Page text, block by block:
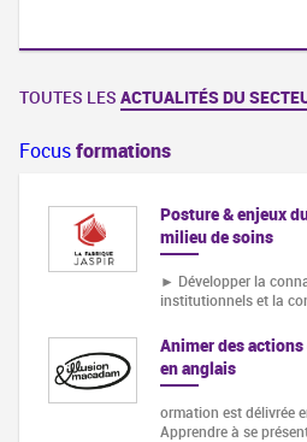
TOUTES LES ACTUALITÉS DU
Focusformations
Posture & enjeux
milieu de soins
► Développer la
institutionnels et la
Animer des
en anglais
ormation est délivrée
Apprendre à se